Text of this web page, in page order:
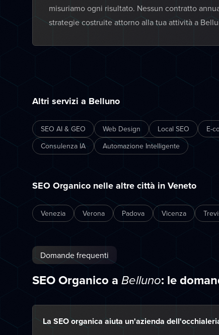
misuriamo ogni risultato. Nessun contratto
strategie costruite attorno alla tua attività a
Altri servizi a Belluno
SEO AI & GEO Web Design Local SEO E-
Consulenza IA
Automazione Intelligente
SEO Organico nelle altre città in Veneto
Venezia Verona Padova Vicenza
Domande frequenti
SEO Organico a Belluno: le
La SEO organica aiuta un'azienda